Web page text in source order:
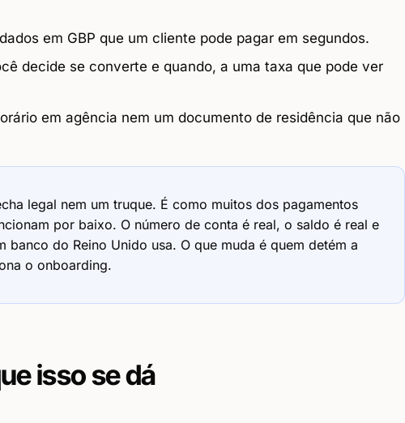
em GBP que um cliente pode pagar em segundos.
decide se converte e quando, a uma taxa que pode ver
em agência nem um documento de residência que não
legal nem um truque. É como muitos dos pagamentos
por baixo. O número de conta é real, o saldo é real e
banco do Reino Unido usa. O que muda é quem detém a
o onboarding.
isso se dá